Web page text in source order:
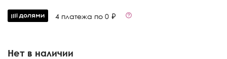
4 платежа по 0 ₽
Нет в наличии